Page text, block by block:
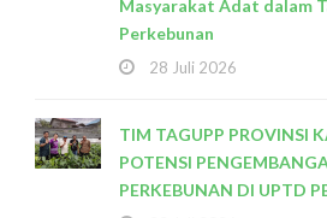
Masyarakat Adat dalam
Perkebunan
28 Juli 2026
TIM TAGUPP PROVINSI
POTENSI
PERKEBUNAN DI UPTD